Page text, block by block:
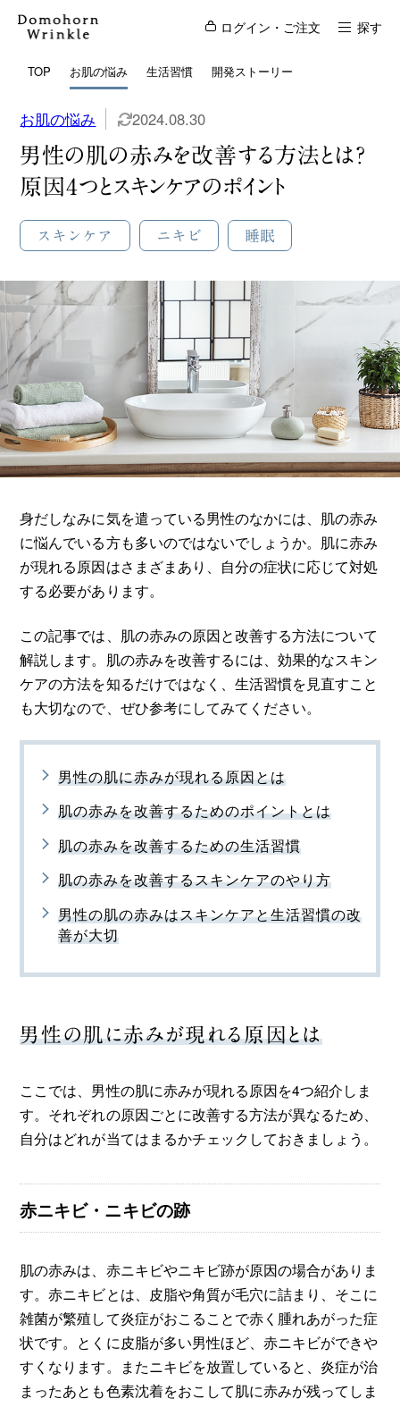
ログイン・ご注文 探す
TOP お肌の悩み 生活習慣 開発ストーリー
お肌の悩み 2024.08.30
男性の肌の赤みを改善する方法とは？
原因4つとスキンケアのポイント
スキンケア ニキビ 睡眠
身だしなみに気を遣っている男性のなかには、肌の赤み
に悩んでいる方も多いのではないでしょうか。肌に赤み
が現れる原因はさまざまあり、自分の症状に応じて対処
する必要があります。
この記事では、肌の赤みの原因と改善する方法について
解説します。肌の赤みを改善するには、効果的なスキン
ケアの方法を知るだけではなく、生活習慣を見直すこと
も大切なので、ぜひ参考にしてみてください。
男性の肌に赤みが現れる原因とは
肌の赤みを改善するためのポイントとは
肌の赤みを改善するための生活習慣
肌の赤みを改善するスキンケアのやり方
男性の肌の赤みはスキンケアと生活習慣の改
善が大切
男性の肌に赤みが現れる原因とは
ここでは、男性の肌に赤みが現れる原因を4つ紹介しま
す。それぞれの原因ごとに改善する方法が異なるため、
自分はどれが当てはまるかチェックしておきましょう。
赤ニキビ・ニキビの跡
肌の赤みは、赤ニキビやニキビ跡が原因の場合がありま
す。赤ニキビとは、皮脂や角質が毛穴に詰まり、そこに
雑菌が繁殖して炎症がおこることで赤く腫れあがった症
状です。とくに皮脂が多い男性ほど、赤ニキビができや
すくなります。またニキビを放置していると、炎症が治
まったあとも色素沈着をおこして肌に赤みが残ってしま